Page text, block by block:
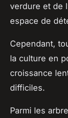
verdure et de
espace de
Cependant,
la culture en
croissance
difficiles.
Parmi les